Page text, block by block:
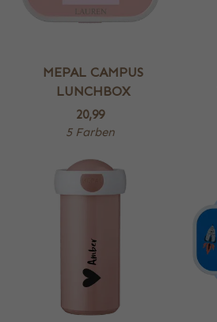
MEPAL CAMPUS
LUNCHBOX
20,99
5 Farben